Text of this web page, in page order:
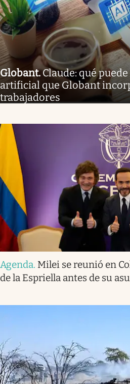
Globant.Claude: qué
artificial que Globant
trabajadores
Agenda. Milei se reunió en
de la Espriella antes de su